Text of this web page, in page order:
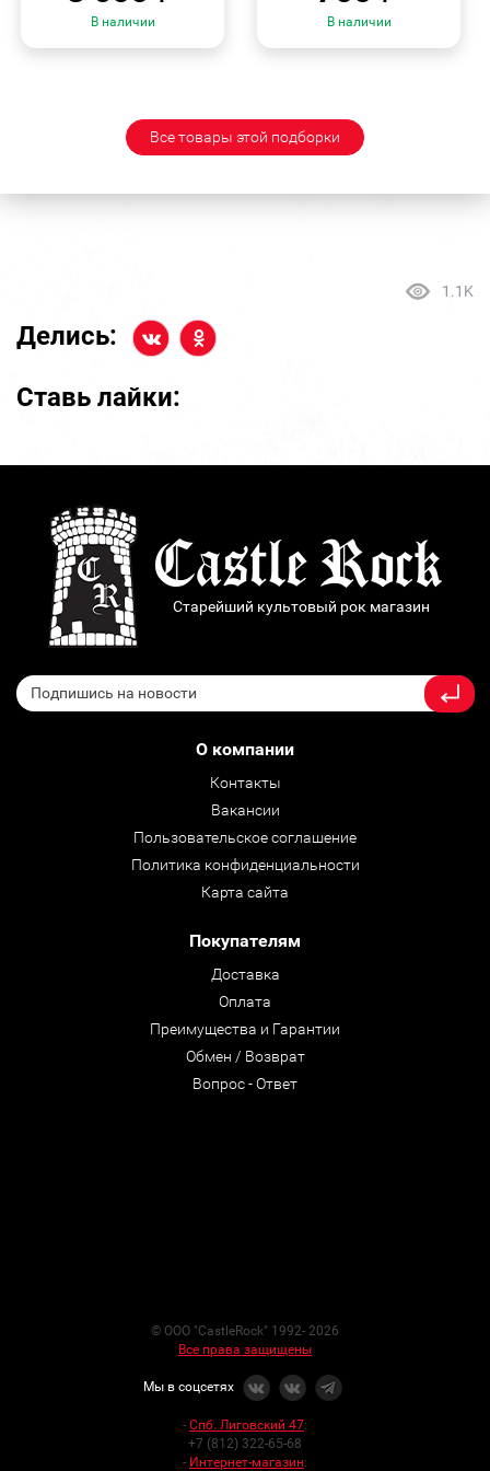
В наличии В наличии
Все товары этой подборки
1.1K
Делись:
Ставь лайки:
Старейший культовый рок магазин
О компании
Контакты
Вакансии
Пользовательское соглашение
Политика конфиденциальности
Карта сайта
Покупателям
Доставка
Оплата
Преимущества и Гарантии
Обмен / Возврат
Вопрос - Ответ
© ООО "CastleRock" 1992- 2026
Все права защищены
Мы в соцсетях
- Спб. Лиговский 47:
+7 (812) 322-65-68
- Интернет-магазин: